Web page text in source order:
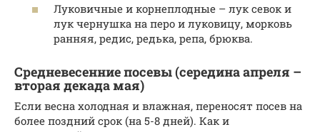
Луковичные и корнеплодные – лук севок и
лук чернушка на перо и луковицу, морковь
ранняя, редис, редька, репа, брюква.
Средневесенние посевы (середина апреля –
вторая декада мая)
Если весна холодная и влажная, переносят посев на
более поздний срок (на 5-8 дней). Как и